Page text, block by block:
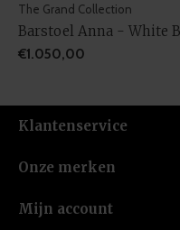
The Grand Collection
Barstoel Anna - White
€1.050,00
Klantenservice
Onze merken
Mijn account